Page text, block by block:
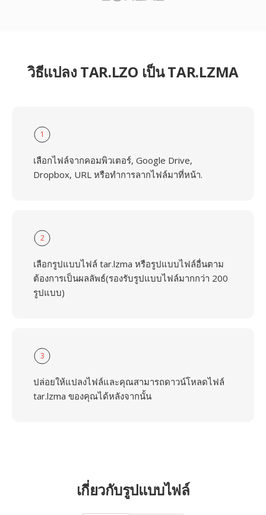
วิธีแปลง TAR.LZO เป็น TAR.LZMA
1
เลือกไฟล์จากคอมพิวเตอร์, Google Drive,
Dropbox, URL หรือทำการลากไฟล์มาที่หน้า.
2
เลือกรูปแบบไฟล์ tar.lzma หรือรูปแบบไฟล์อื่นตาม
ต้องการเป็นผลลัพธ์(รองรับรูปแบบไฟล์มากกว่า 200
รูปแบบ)
3
ปล่อยให้แปลงไฟล์และคุณสามารถดาวน์โหลดไฟล์
tar.lzma ของคุณได้หลังจากนั้น
เกี่ยวกับรูปแบบไฟล์